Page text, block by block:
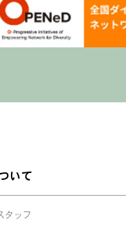
いて
タッフ